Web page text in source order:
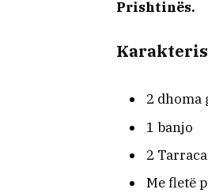
Prishtinës.
2 dhoma
1 banjo
2 Tarraca
Me fletë